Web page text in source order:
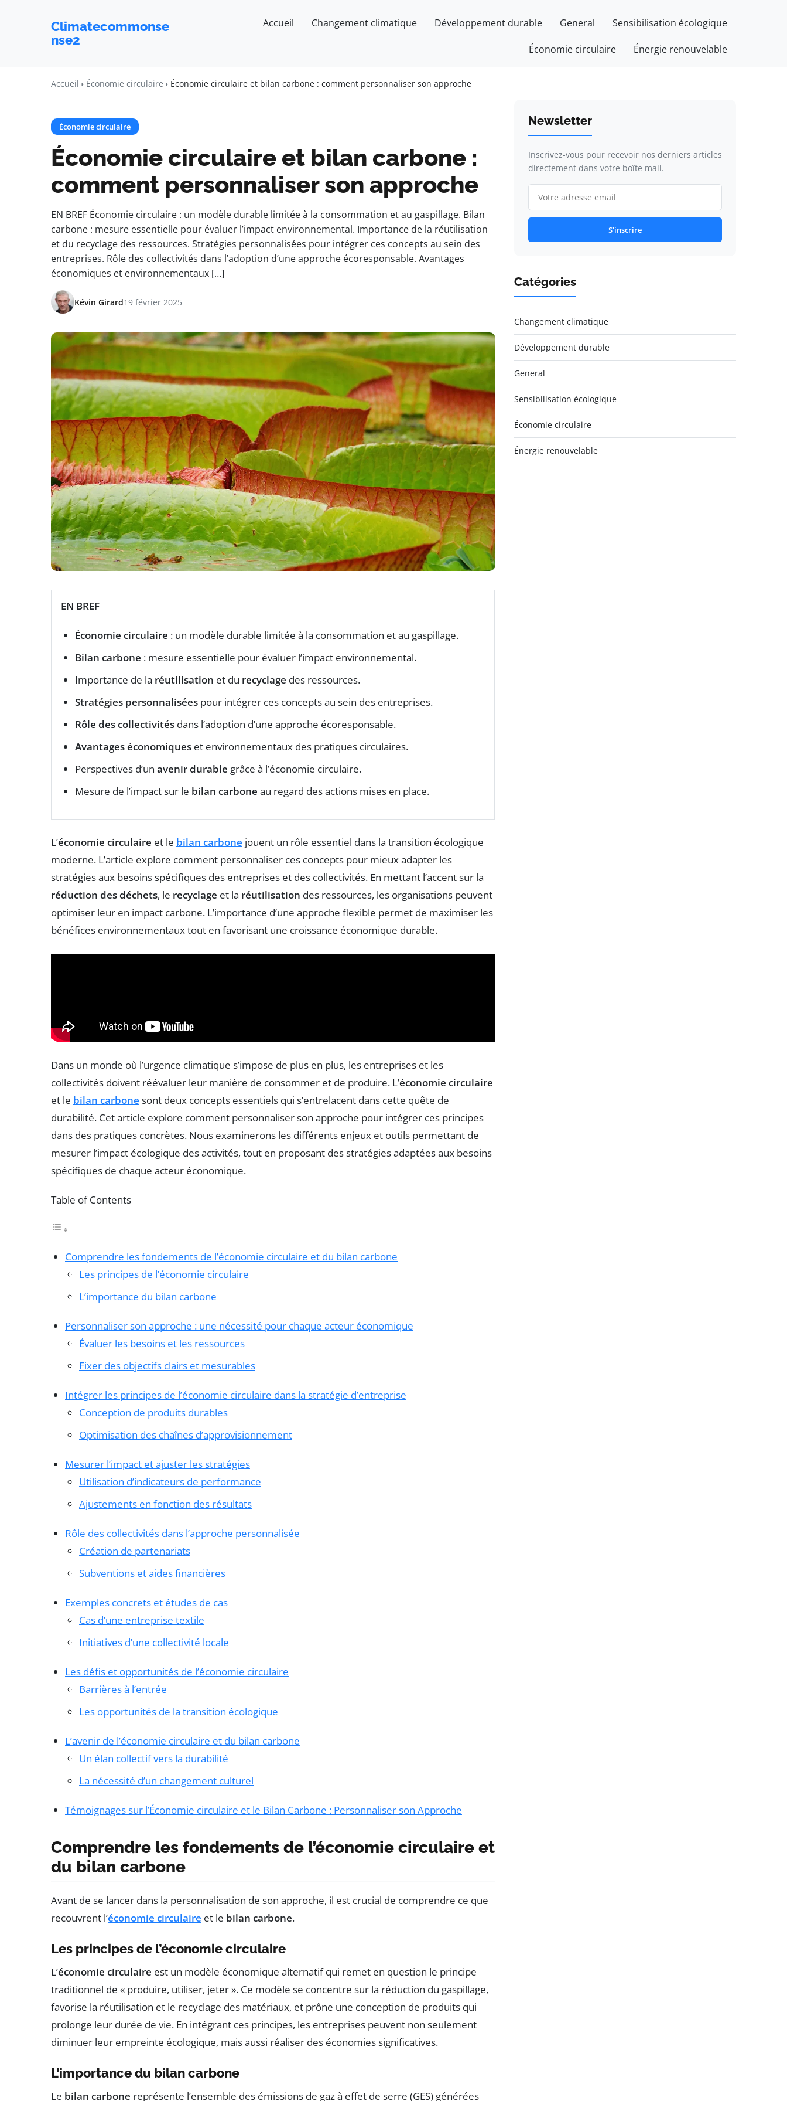
Climatecommonse
nse2
Accueil Changement climatique Développement durable General Sensibilisation écologique
Économie circulaire Énergie renouvelable
Accueil Économie circulaire Économie circulaire et bilan carbone : comment personnaliser son approche
Économie circulaire
Économie circulaire et bilan carbone :
comment personnaliser son approche
EN BREF Économie circulaire : un modèle durable limitée à la consommation et au gaspillage. Bilan
carbone : mesure essentielle pour évaluer l’impact environnemental. Importance de la réutilisation
et du recyclage des ressources. Stratégies personnalisées pour intégrer ces concepts au sein des
entreprises. Rôle des collectivités dans l’adoption d’une approche écoresponsable. Avantages
économiques et environnementaux […]
Kévin Girard19 février 2025
EN BREF
Économie circulaire : un modèle durable limitée à la consommation et au gaspillage.
Bilan carbone : mesure essentielle pour évaluer l’impact environnemental.
Importance de la réutilisation et du recyclage des ressources.
Stratégies personnalisées pour intégrer ces concepts au sein des entreprises.
Rôle des collectivités dans l’adoption d’une approche écoresponsable.
Avantages économiques et environnementaux des pratiques circulaires.
Perspectives d’un avenir durable grâce à l’économie circulaire.
Mesure de l’impact sur le bilan carbone au regard des actions mises en place.
L’économie circulaire et le bilan carbone jouent un rôle essentiel dans la transition écologique
moderne. L’article explore comment personnaliser ces concepts pour mieux adapter les
stratégies aux besoins spécifiques des entreprises et des collectivités. En mettant l’accent sur la
réduction des déchets, le recyclage et la réutilisation des ressources, les organisations peuvent
optimiser leur en impact carbone. L’importance d’une approche flexible permet de maximiser les
bénéfices environnementaux tout en favorisant une croissance économique durable.
Dans un monde où l’urgence climatique s’impose de plus en plus, les entreprises et les
collectivités doivent réévaluer leur manière de consommer et de produire. L’économie circulaire
et le bilan carbone sont deux concepts essentiels qui s’entrelacent dans cette quête de
durabilité. Cet article explore comment personnaliser son approche pour intégrer ces principes
dans des pratiques concrètes. Nous examinerons les différents enjeux et outils permettant de
mesurer l’impact écologique des activités, tout en proposant des stratégies adaptées aux besoins
spécifiques de chaque acteur économique.
Table of Contents
Comprendre les fondements de l’économie circulaire et du bilan carbone
Les principes de l’économie circulaire
L’importance du bilan carbone
Personnaliser son approche : une nécessité pour chaque acteur économique
Évaluer les besoins et les ressources
Fixer des objectifs clairs et mesurables
Intégrer les principes de l’économie circulaire dans la stratégie d’entreprise
Conception de produits durables
Optimisation des chaînes d’approvisionnement
Mesurer l’impact et ajuster les stratégies
Utilisation d’indicateurs de performance
Ajustements en fonction des résultats
Rôle des collectivités dans l’approche personnalisée
Création de partenariats
Subventions et aides financières
Exemples concrets et études de cas
Cas d’une entreprise textile
Initiatives d’une collectivité locale
Les défis et opportunités de l’économie circulaire
Barrières à l’entrée
Les opportunités de la transition écologique
L’avenir de l’économie circulaire et du bilan carbone
Un élan collectif vers la durabilité
La nécessité d’un changement culturel
Témoignages sur l’Économie circulaire et le Bilan Carbone : Personnaliser son Approche
Comprendre les fondements de l’économie circulaire et
du bilan carbone
Avant de se lancer dans la personnalisation de son approche, il est crucial de comprendre ce que
recouvrent l’économie circulaire et le bilan carbone.
Les principes de l’économie circulaire
L’économie circulaire est un modèle économique alternatif qui remet en question le principe
traditionnel de « produire, utiliser, jeter ». Ce modèle se concentre sur la réduction du gaspillage,
favorise la réutilisation et le recyclage des matériaux, et prône une conception de produits qui
prolonge leur durée de vie. En intégrant ces principes, les entreprises peuvent non seulement
diminuer leur empreinte écologique, mais aussi réaliser des économies significatives.
L’importance du bilan carbone
Le bilan carbone représente l’ensemble des émissions de gaz à effet de serre (GES) générées
Newsletter
Inscrivez-vous pour recevoir nos derniers articles
directement dans votre boîte mail.
S'inscrire
Catégories
Changement climatique
Développement durable
General
Sensibilisation écologique
Économie circulaire
Énergie renouvelable